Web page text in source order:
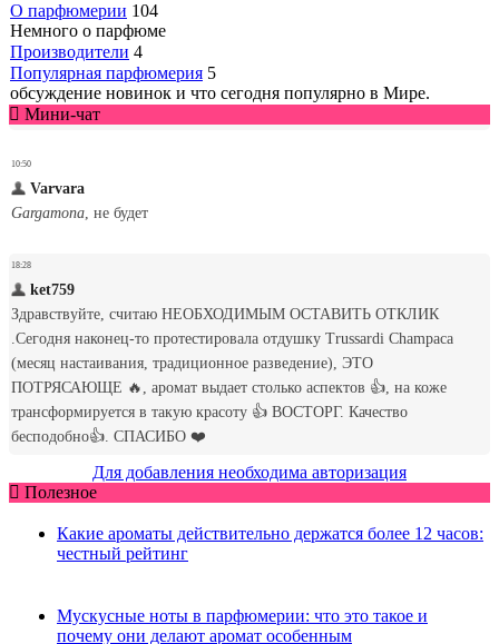
О парфюмерии 104
Немного о парфюме
Производители 4
Популярная парфюмерия 5
обсуждение новинок и что сегодня популярно в Мире.
Мини-чат
Для добавления необходима авторизация
Полезное
Какие ароматы действительно держатся более 12 часов:
честный рейтинг
Мускусные ноты в парфюмерии: что это такое и
почему они делают аромат особенным